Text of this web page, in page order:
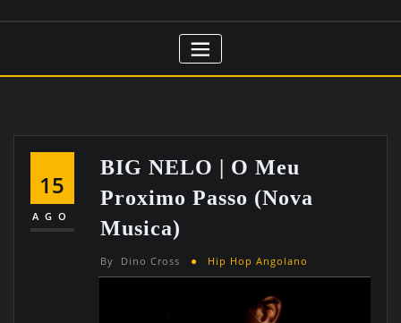
15
AGO
BIG NELO | O Meu
Proximo Passo (nova
Musica)
By Dino Cross Hip Hop Angolano